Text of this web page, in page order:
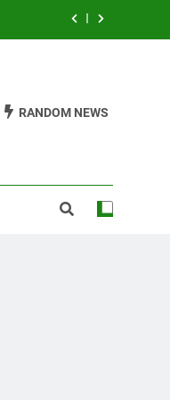
RANDOM NEWS